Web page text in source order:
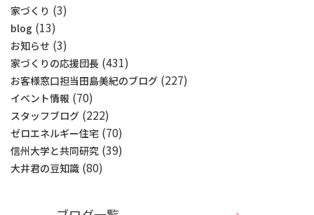
家づくり (3)
blog (13)
お知らせ (3)
家づくりの応援団長 (431)
お客様窓口担当田島美紀のブログ (227)
イベント情報 (70)
スタッフブログ (222)
ゼロエネルギー住宅 (70)
信州大学と共同研究 (39)
大井君の豆知識 (80)